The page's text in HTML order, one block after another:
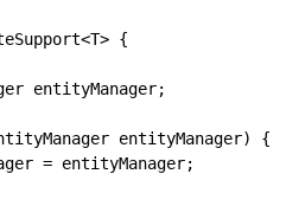
{
entityManager;
entityManager) {
= entityManager;